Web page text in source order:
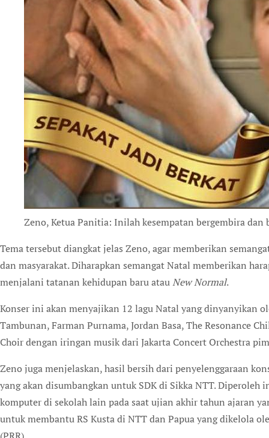
Zeno, Ketua Panitia: Inilah kesempatan bergembira dan
Tema tersebut diangkat jelas Zeno, agar memberikan
dan masyarakat. Diharapkan semangat Natal memberikan
menjalani tatanan kehidupan baru atauNew Normal.
Konser ini akan menyajikan 12 lagu Natal yang dinyanyikan
Tambunan, Farman Purnama, Jordan Basa, The Resonance
Choir dengan iringan musik dari Jakarta Concert Orchestra
Zeno juga menjelaskan, hasil bersih dari penyelenggaraan
yang akan disumbangkan untuk SDK di Sikka NTT.
komputer di sekolah lain pada saat ujian akhir tahun ajaran
untuk membantu RS Kusta di NTT dan Papua yang dikelola